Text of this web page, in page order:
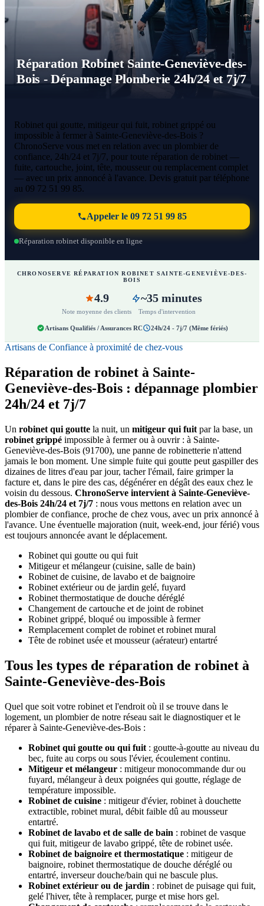
Réparation Robinet Sainte-Geneviève-des-
Bois - Dépannage Plomberie 24h/24 et 7j/7
Robinet qui goutte, mitigeur qui fuit, robinet grippé ou
impossible à fermer à Sainte-Geneviève-des-Bois ?
ChronoServe vous met en relation avec un plombier de
confiance, 24h/24 et 7j/7, pour toute réparation de robinet —
fuite, cartouche, joint, tête, mousseur ou remplacement complet
— avec un prix annoncé à l'avance. Devis gratuit par téléphone
au 09 72 51 99 85.
Appeler le 09 72 51 99 85
Réparation robinet disponible en ligne
CHRONOSERVE RÉPARATION ROBINET SAINTE-GENEVIÈVE-DES-
BOIS
4.9
Note moyenne des clients
~35 minutes
Temps d'intervention
Artisans Qualifiés / Assurances RC 24h/24 - 7j/7 (Même fériés)
Artisans de Confiance à proximité de chez-vous
Réparation de robinet à Sainte-
Geneviève-des-Bois : dépannage plombier
24h/24 et 7j/7
Un robinet qui goutte la nuit, un mitigeur qui fuit par la base, un
robinet grippé impossible à fermer ou à ouvrir : à Sainte-
Geneviève-des-Bois (91700), une panne de robinetterie n'attend
jamais le bon moment. Une simple fuite qui goutte peut gaspiller des
dizaines de litres d'eau par jour, tacher l'émail, faire grimper la
facture et, dans le pire des cas, dégénérer en dégât des eaux chez le
voisin du dessous. ChronoServe intervient à Sainte-Geneviève-
des-Bois 24h/24 et 7j/7 : nous vous mettons en relation avec un
plombier de confiance, proche de chez vous, avec un prix annoncé à
l'avance. Une éventuelle majoration (nuit, week-end, jour férié) vous
est toujours annoncée avant le déplacement.
Robinet qui goutte ou qui fuit
Mitigeur et mélangeur (cuisine, salle de bain)
Robinet de cuisine, de lavabo et de baignoire
Robinet extérieur ou de jardin gelé, fuyard
Robinet thermostatique de douche déréglé
Changement de cartouche et de joint de robinet
Robinet grippé, bloqué ou impossible à fermer
Remplacement complet de robinet et robinet mural
Tête de robinet usée et mousseur (aérateur) entartré
Tous les types de réparation de robinet à
Sainte-Geneviève-des-Bois
Quel que soit votre robinet et l'endroit où il se trouve dans le
logement, un plombier de notre réseau sait le diagnostiquer et le
réparer à Sainte-Geneviève-des-Bois :
Robinet qui goutte ou qui fuit : goutte-à-goutte au niveau du
bec, fuite au corps ou sous l'évier, écoulement continu.
Mitigeur et mélangeur : mitigeur monocommande dur ou
fuyard, mélangeur à deux poignées qui goutte, réglage de
température impossible.
Robinet de cuisine : mitigeur d'évier, robinet à douchette
extractible, robinet mural, débit faible dû au mousseur
entartré.
Robinet de lavabo et de salle de bain : robinet de vasque
qui fuit, mitigeur de lavabo grippé, tête de robinet usée.
Robinet de baignoire et thermostatique : mitigeur de
baignoire, robinet thermostatique de douche déréglé ou
entartré, inverseur douche/bain qui ne bascule plus.
Robinet extérieur ou de jardin : robinet de puisage qui fuit,
gelé l'hiver, tête à remplacer, purge et mise hors gel.